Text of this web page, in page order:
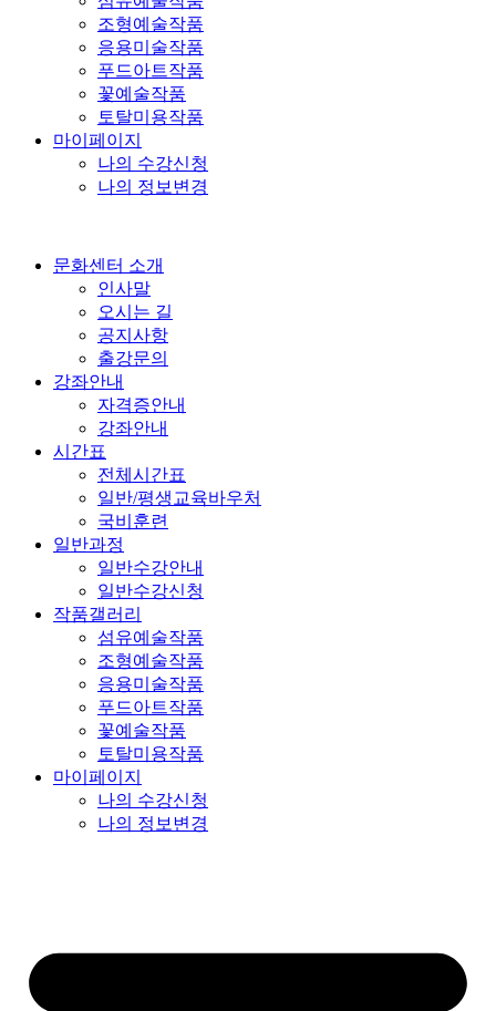
조형예술작품
응용미술작품
푸드아트작품
꽃예술작품
토탈미용작품
마이페이지
나의 수강신청
나의 정보변경
문화센터 소개
인사말
오시는 길
공지사항
출강문의
강좌안내
자격증안내
강좌안내
시간표
전체시간표
일반/평생교육바우처
국비훈련
일반과정
일반수강안내
일반수강신청
작품갤러리
섬유예술작품
조형예술작품
응용미술작품
푸드아트작품
꽃예술작품
토탈미용작품
마이페이지
나의 수강신청
나의 정보변경